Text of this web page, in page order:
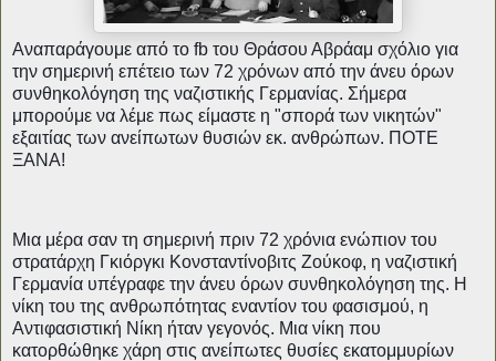
Αναπαράγουμε από το fb του Θράσου Αβράαμ σχόλιο για
την σημερινή επέτειο των 72 χρόνων από την άνευ όρων
συνθηκολόγηση της ναζιστικής Γερμανίας. Σήμερα
μπορούμε να λέμε πως είμαστε η "σπορά των νικητών"
εξαιτίας των ανείπωτων θυσιών εκ. ανθρώπων. ΠΟΤΕ
ΞΑΝΑ!
Μια μέρα σαν τη σημερινή πριν 72 χρόνια ενώπιον του
στρατάρχη Γκιόργκι Κονσταντίνοβιτς Ζούκοφ, η ναζιστική
Γερμανία υπέγραφε την άνευ όρων συνθηκολόγηση της. Η
νίκη του της ανθρωπότητας εναντίον του φασισμού, η
Αντιφασιστική Νίκη ήταν γεγονός. Μια νίκη που
κατορθώθηκε χάρη στις ανείπωτες θυσίες εκατομμυρίων